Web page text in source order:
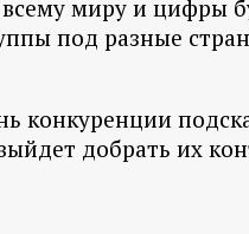
миру и цифры
под разные
конкуренции
добрать их